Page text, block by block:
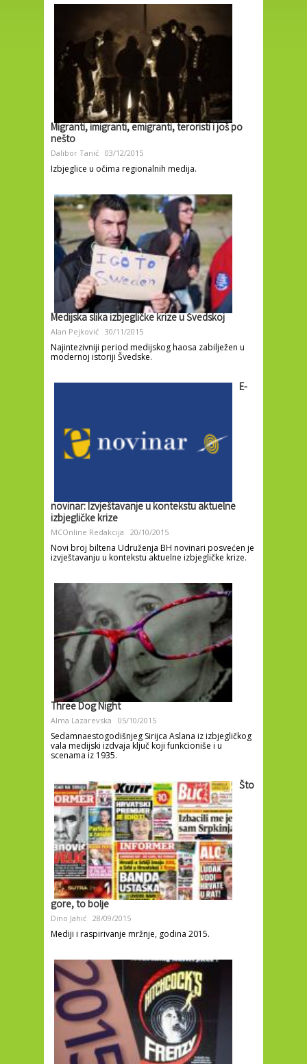
Migranti, imigranti, emigranti, teroristi i još po
nešto
Dalibor Tanić 03/12/2015
Izbjeglice u očima regionalnih medija.
Medijska slika izbjegličke krize u Švedskoj
Alan Pejković 30/11/2015
Najintezivniji period medijskog haosa zabilježen u
modernoj istoriji Švedske.
E-
novinar: Izvještavanje u kontekstu aktuelne
izbjegličke krize
MCOnline Redakcija 20/10/2015
Novi broj biltena Udruženja BH novinari posvećen je
izvještavanju u kontekstu aktuelne izbjegličke krize.
Three Dog Night
Alma Lazarevska 05/10/2015
Sedamnaestogodišnjeg Sirijca Aslana iz izbjegličkog
vala medijski izdvaja ključ koji funkcioniše i u
scenama iz 1935.
Što
gore, to bolje
Dino Jahić 28/09/2015
Mediji i raspirivanje mržnje, godina 2015.